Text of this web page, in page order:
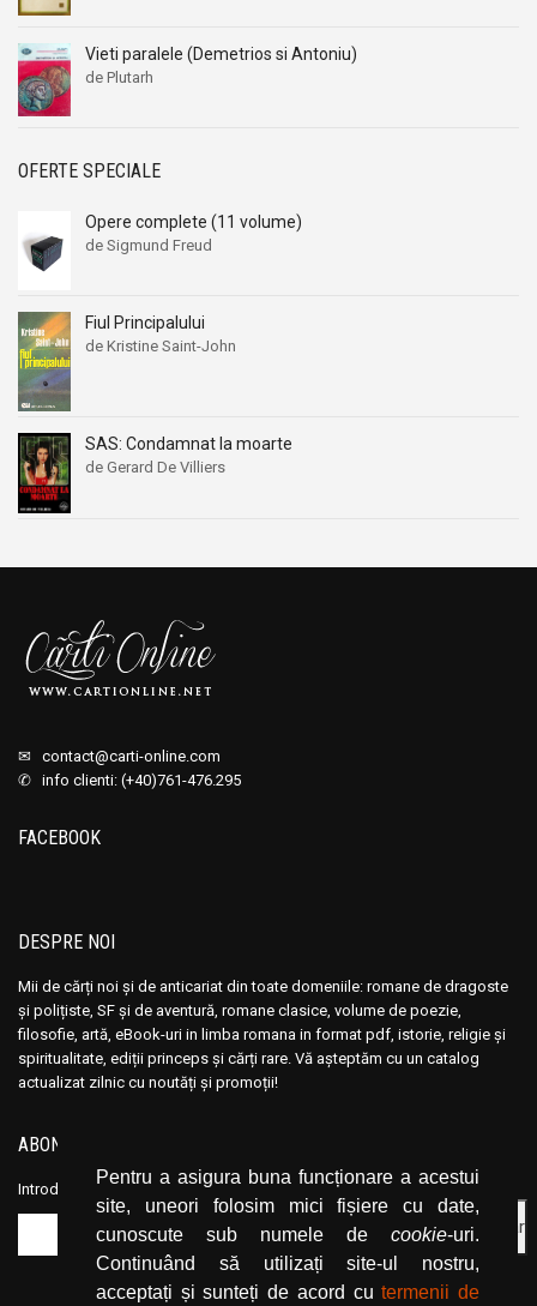
Pentru a asigura buna funcționare a acestui
site, uneori folosim mici fișiere cu date,
cunoscute sub numele de cookie-uri.
Continuând să utilizați site-ul nostru,
acceptați și sunteți de acord cutermenii de
Vieti paralele (Demetrios si Antoniu)
de Plutarh
OFERTE SPECIALE
Opere complete (11 volume)
de Sigmund Freud
Fiul Principalului
de Kristine Saint-John
SAS: Condamnat la moarte
de Gerard De Villiers
✉ contact@carti-online.com
✆ info clienti: (+40)761-476.295
FACEBOOK
DESPRE NOI
Mii de cărți noi și de anticariat din toate domeniile: romane de dragoste
și polițiste, SF și de aventură, romane clasice, volume de poezie,
filosofie, artă, eBook-uri in limba romana in format pdf, istorie, religie și
spiritualitate, ediții princeps și cărți rare. Vă așteptăm cu un catalog
actualizat zilnic cu noutăți și promoții!
ABONEAZĂ-TE LA NEWSLETTER
Introduceți adresa dvs. de email și dați click pe butonul de abonare.